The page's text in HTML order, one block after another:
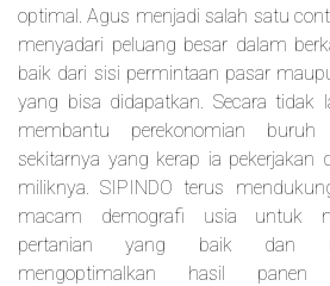
optimal. Agus menjadi salah satu
menyadari peluang besar dalam
baik dari sisi permintaan pasar
yang bisa didapatkan. Secara tidak
membantu perekonomian
sekitarnya yang kerap ia pekerjakan
miliknya. SIPINDO terus
macam demografi usia untuk
pertanian yang baik dan
mengoptimalkan hasil panen